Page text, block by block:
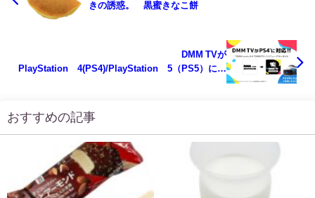
きの誘惑。 黒蜜きなこ餅
DMM TVが
PlayStation®4(PS4)/PlayStation®5（PS5）に対
おすすめの記事